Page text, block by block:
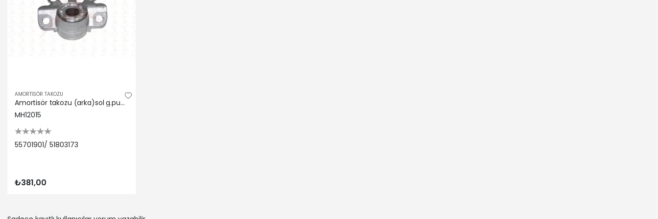
AMORTİSÖR TAKOZU
Amortisör takozu (arka)sol g.punto - evo arka 55701901-51803173
MH12015
55701901/ 51803173
₺381,00